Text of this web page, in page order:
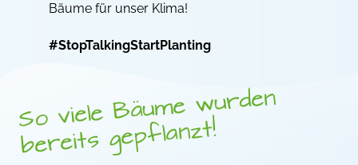
Bäume für unser Klima!
#StopTalkingStartPlanting
So viele Bäu
me
wurden
bereits gepflanzt!